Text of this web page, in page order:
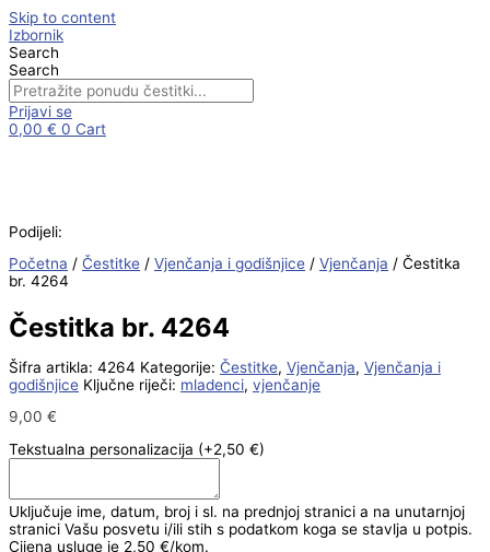
Skip to content
Izbornik
Search
Search
Prijavi se
0,00 € 0 Cart
Podijeli:
Početna / Čestitke / Vjenčanja i godišnjice / Vjenčanja / Čestitka
br. 4264
Čestitka br. 4264
Šifra artikla: 4264 Kategorije: Čestitke, Vjenčanja, Vjenčanja i
godišnjice Ključne riječi: mladenci, vjenčanje
9,00 €
Tekstualna personalizacija (+2,50 €)
Uključuje ime, datum, broj i sl. na prednjoj stranici a na unutarnjoj
stranici Vašu posvetu i/ili stih s podatkom koga se stavlja u potpis.
Cijena usluge je 2,50 €/kom.